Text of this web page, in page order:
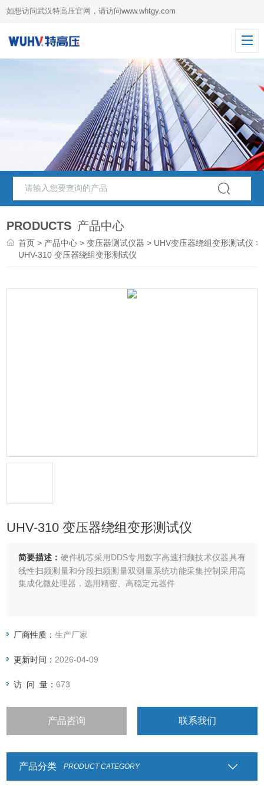
如想访问武汉特高压官网，请访问www.whtgy.com
PRODUCTS 产品中心
首页 > 产品中心 >变压器测试仪器 > UHV变压器绕组变形测试仪 >
UHV-310 变压器绕组变形测试仪
UHV-310 变压器绕组变形测试仪
简要描述： 硬件机芯采用DDS专用数字高速扫频技术仪器具有
线性扫频测量和分段扫频测量双测量系统功能采集控制采用高
集成化微处理器，选用精密、高稳定元器件
厂商性质：生产厂家
更新时间： 2026-04-09
访 问 量：673
产品咨询 联系我们
产品分类 PRODUCT CATEGORY